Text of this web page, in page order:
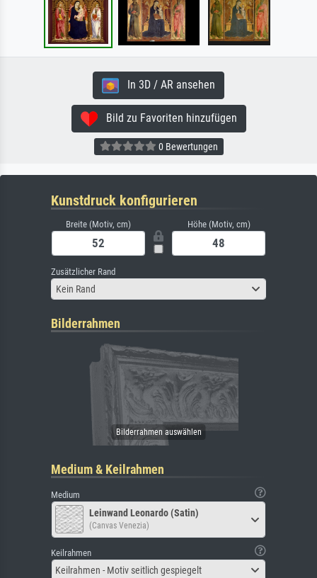
In 3D / AR ansehen
Bild zu Favoriten hinzufügen
0 Bewertungen
Kunstdruck konfigurieren
Breite (Motiv, cm) Höhe (Motiv, cm)
Zusätzlicher Rand
Kein Rand
Bilderrahmen
Medium & Keilrahmen
Medium
Leinwand Leonardo (Satin)
(Canvas Venezia)
Keilrahmen
Keilrahmen - Motiv seitlich gespiegelt